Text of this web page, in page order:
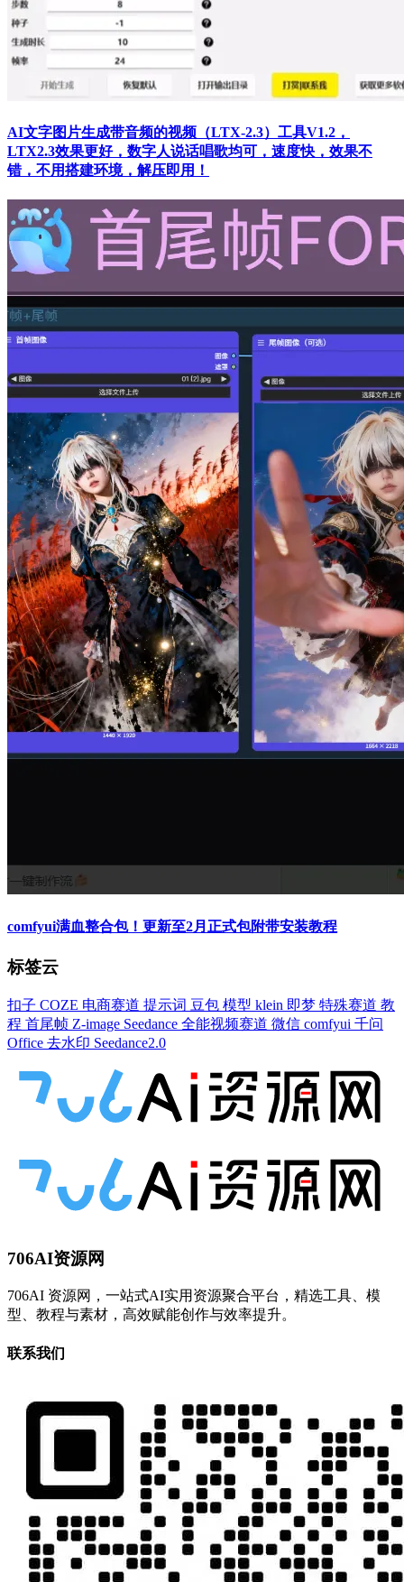
AI文字图片生成带音频的视频（LTX-2.3）工具V1.2，
LTX2.3效果更好，数字人说话唱歌均可，速度快，效果不
错，不用搭建环境，解压即用！
comfyui满血整合包！更新至2月正式包附带安装教程
标签云
扣子 COZE 电商赛道 提示词 豆包 模型 klein 即梦 特殊赛道 教
程 首尾帧 Z-image Seedance 全能视频赛道 微信 comfyui 千问
Office 去水印 Seedance2.0
706AI资源网
706AI 资源网，一站式AI实用资源聚合平台，精选工具、模
型、教程与素材，高效赋能创作与效率提升。
联系我们